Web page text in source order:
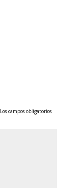
Los campos obligatorios